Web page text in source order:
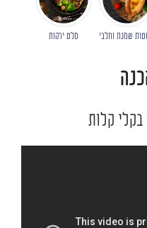
שמנת וחלבי סלט ירקות
קלות